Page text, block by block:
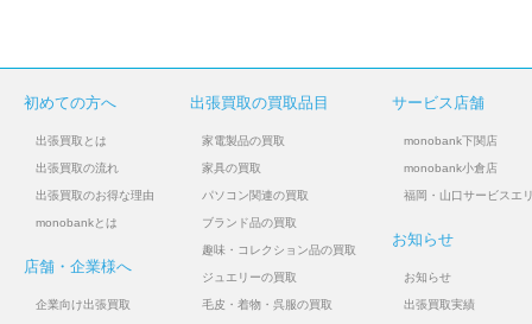
初めての方へ
出張買取とは
出張買取の流れ
出張買取のお得な理由
monobankとは
店舗・企業様へ
企業向け出張買取
出張買取の買取品目
家電製品の買取
家具の買取
パソコン関連の買取
ブランド品の買取
趣味・コレクション品の買取
ジュエリーの買取
毛皮・着物・呉服の買取
サービス店舗
monobank下関店
monobank小倉店
福岡・山口サービスエ
お知らせ
お知らせ
出張買取実績